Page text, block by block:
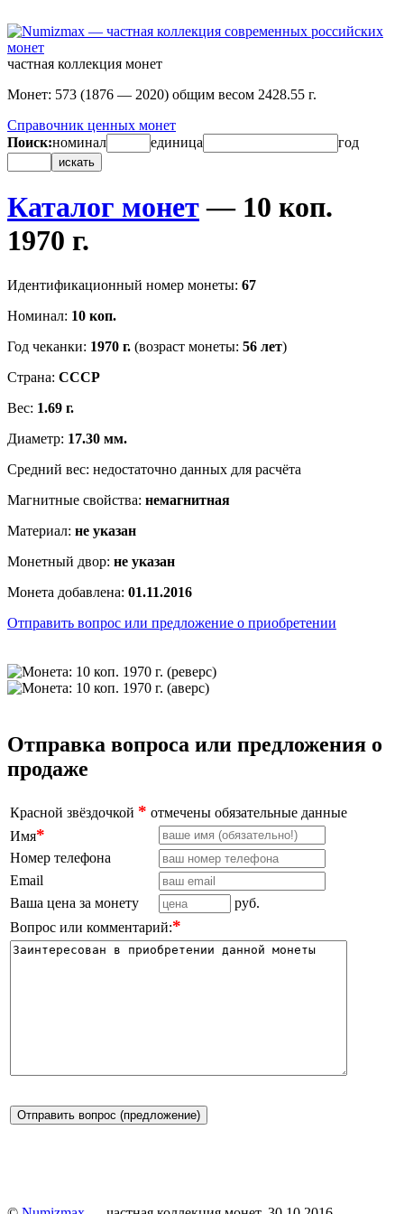
частная коллекция монет
Монет: 573 (1876 — 2020) общим весом 2428.55 г.
Справочник ценных монет
Поиск:номинал единица год
искать
Каталог монет— 10 коп.
1970 г.
Идентификационный номер монеты: 67
Номинал: 10 коп.
Год чеканки: 1970 г. (возраст монеты: 56 лет)
Страна: СССР
Вес: 1.69 г.
Диаметр: 17.30 мм.
Средний вес: недостаточно данных для расчёта
Магнитные свойства: немагнитная
Материал: не указан
Монетный двор: не указан
Монета добавлена: 01.11.2016
Отправить вопрос или предложение о приобретении
Отправка вопроса или предложения о
продаже
Красной звёздочкой * отмечены обязательные данные
Имя*
Номер телефона
Email
Ваша цена за монету
руб.
Вопрос или комментарий:*
Отправить вопрос (предложение)